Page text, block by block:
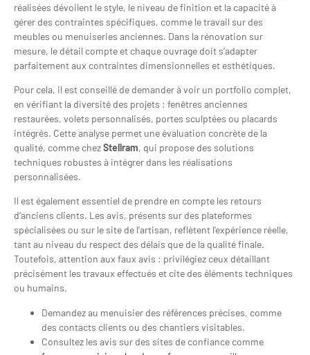
réalisées dévoilent le style, le niveau de finition et la capacité à
gérer des contraintes spécifiques, comme le travail sur des
meubles ou menuiseries anciennes. Dans la rénovation sur
mesure, le détail compte et chaque ouvrage doit s’adapter
parfaitement aux contraintes dimensionnelles et esthétiques.
Pour cela, il est conseillé de demander à voir un portfolio complet,
en vérifiant la diversité des projets : fenêtres anciennes
restaurées, volets personnalisés, portes sculptées ou placards
intégrés. Cette analyse permet une évaluation concrète de la
qualité, comme chezStellram, qui propose des solutions
techniques robustes à intégrer dans les réalisations
personnalisées.
Il est également essentiel de prendre en compte les retours
d’anciens clients. Les avis, présents sur des plateformes
spécialisées ou sur le site de l’artisan, reflètent l’expérience réelle,
tant au niveau du respect des délais que de la qualité finale.
Toutefois, attention aux faux avis : privilégiez ceux détaillant
précisément les travaux effectués et cite des éléments techniques
ou humains.
Demandez au menuisier des références précises, comme
des contacts clients ou des chantiers visitables.
Consultez les avis sur des sites de confiance comme